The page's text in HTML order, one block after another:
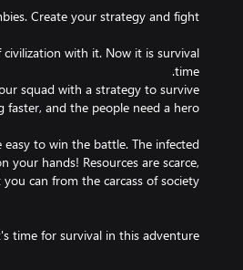
with it. Now it is survival
squad with a strategy to survive
to win the battle. The infected
hands! Resources are scarce,